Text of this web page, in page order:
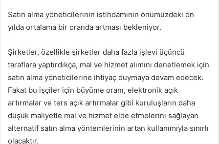
Satın alma yöneticilerinin istihdamının önümüzdeki on
yılda ortalama bir oranda artması bekleniyor.
Şirketler, özellikle şirketler daha fazla işlevi üçüncü
taraflara yaptırdıkça, mal ve hizmet alımını denetlemek için
satın alma yöneticilerine ihtiyaç duymaya devam edecek.
Fakat bu işçiler için büyüme oranı, elektronik açık
artırmalar ve ters açık artırmalar gibi kuruluşların daha
düşük maliyetle mal ve hizmet elde etmelerini sağlayan
alternatif satın alma yöntemlerinin artan kullanımıyla sınırlı
olacaktır.